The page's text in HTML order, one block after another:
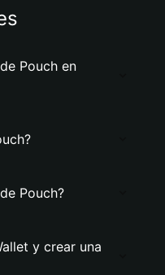
Pouch en
Pouch?
y crear una